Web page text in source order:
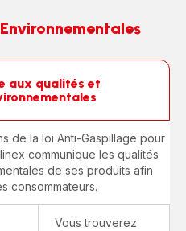
aux qualités et
de la loi Anti-Gaspillage pour
communique les qualités
de ses produits afin
consommateurs.
Vous trouverez